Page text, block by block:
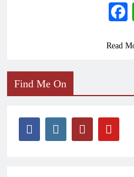
Read
Find Me On